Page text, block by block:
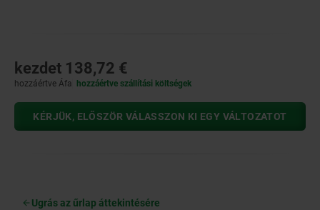
kezdet 138,72 €
hozzáértve Áfa hozzáértve szállítási költségek
KÉRJÜK, ELŐSZÖR VÁLASSZON KI EGY VÁLTOZATOT
Ugrás az űrlap áttekintésére